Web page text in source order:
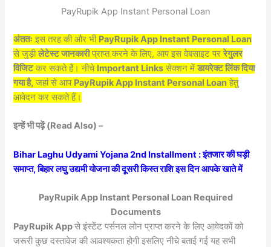
PayRupik App Instant Personal Loan
अंततः इस तरह की और भी PayRupik App Instant Personal Loan
से जुड़ीलेटेस्ट जानकारीप्राप्त करने के लिए, आप इस वेबसाइट पररेगुलर
विजिटकर सकते हैं। नीचे Important Links सेक्शन मेंडायरेक्ट लिंक दिया
गया है, जहां से आप PayRupik App Instant Personal Loan हेतु
आवेदन कर सकते हैं।
इन्हें भी पढ़ें (Read Also) –
Bihar Laghu Udyami Yojana 2nd Installment : इंतजार की घड़ी
समाप्त, बिहार लघु उद्यमी योजना की दूसरी किस्त राशि इस दिन आपके खाते में
PayRupik App Instant Personal Loan Required
Documents
PayRupik Appसे इंस्टेंट पर्सनल लोन प्राप्त करने के लिए आवेदकों को
जरूरी कुछ दस्तावेज की आवश्यकता होगी इसलिए नीचे बताई गई यह सभी